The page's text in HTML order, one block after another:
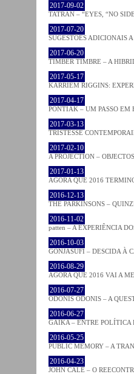
2017-09-02
TATRAN – “EYES, “NO
2017-07-20
SUGESTÕES ADICIONAIS
2017-06-20
TIMBER TIMBRE – A
2017-05-17
KARRIEM RIGGINS:
2017-04-17
PONTIAK – UM PASSO EM
2017-03-13
TRISTESSE
2017-02-10
A PROJECTION –
2017-01-13
AGORA QUE 2016
2016-12-13
THE PARKINSONS –
2016-11-02
patten – A EXPERIÊNCIA
2016-10-03
GONJASUFI – DESCIDA À
2016-08-29
AGORA QUE 2016 VAI A
2016-07-27
ODONIS ODONIS – A
2016-06-27
GAIKA – ENTRE POLÍTICA
2016-05-25
PUBLIC MEMORY – A
2016-04-23
JOHN CALE – O